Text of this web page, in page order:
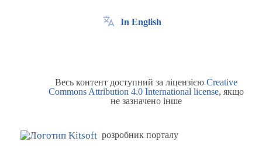
In English
Весь контент доступний за ліцензією Creative
Commons Attribution 4.0 International license, якщо
не зазначено інше
розробник порталу